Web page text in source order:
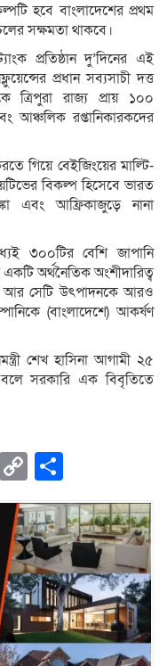
হবে বাংলাদেশের প্রথম
সক্ষমতা থাকবে।
প্রতিষ্ঠান দু’দিনের এই
প্রধান সব্যসাচী দত্ত
ত্রিপুরা রাজ্য প্রায় ১০০
আঞ্চলিক রপ্তানিকারকদের
গিয়ে বেইজিংয়ের মাল্টি-
বিকল্প হিসেবে ভারত
এবং আফ্রিকাজুড়ে নানা
৩০০টির বেশি জাপানি
অর্থনৈতিক অংশীদারিত্ব
আর সেটি উৎপাদনকে আরও
(বাংলাদেশে) আকর্ষণ
শেখ হাসিনা আগামী ২৫
সরকারি এক বিবৃতিতে
PrintFriendly
Copy
Link